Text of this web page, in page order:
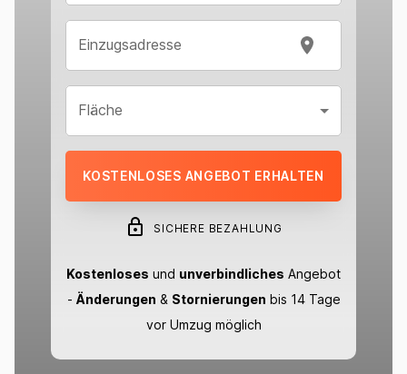
Einzugsadresse
Fläche
KOSTENLOSES ANGEBOT ERHALTEN
SICHERE BEZAHLUNG
Kostenloses und unverbindliches Angebot
- Änderungen & Stornierungen bis 14 Tage
vor Umzug möglich